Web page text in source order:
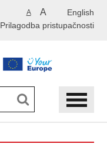
English
A A
Prilagodba pristupačnosti